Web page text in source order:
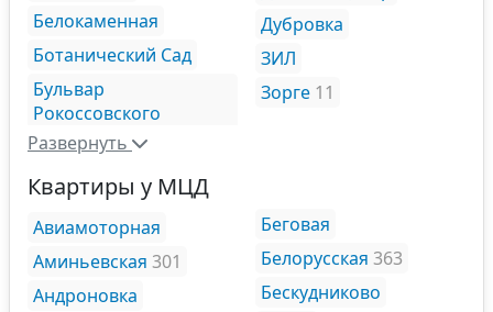
Белокаменная
Ботанический Сад
Бульвар
Рокоссовского
Дубровка
ЗИЛ
Зорге 11
Развернуть
Квартиры у МЦД
Авиамоторная
Аминьевская 301
Андроновка
Беговая
Белорусская 363
Бескудниково